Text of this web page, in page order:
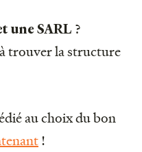
une SARL ?
trouver la structure
au choix du bon
!